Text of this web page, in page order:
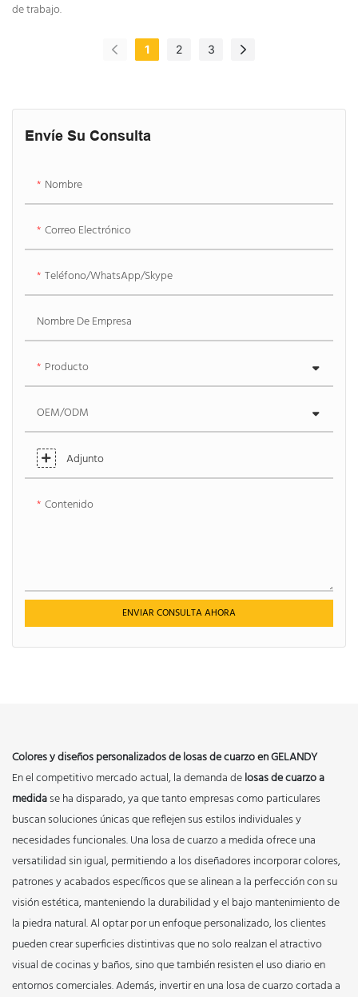
Envíe Su Consulta
Nombre
Correo Electrónico
Teléfono/WhatsApp/Skype
Nombre De Empresa
Producto
OEM/ODM
Adjunto
Contenido
ENVIAR CONSULTA AHORA
de trabajo.
1 2 3
Colores y diseños personalizados de losas de cuarzo en GELANDY
En el competitivo mercado actual, la demanda delosas de cuarzo a
medidase ha disparado, ya que tanto empresas como particulares
buscan soluciones únicas que reflejen sus estilos individuales y
necesidades funcionales. Una losa de cuarzo a medida ofrece una
versatilidad sin igual, permitiendo a los diseñadores incorporar colores,
patrones y acabados específicos que se alinean a la perfección con su
visión estética, manteniendo la durabilidad y el bajo mantenimiento de
la piedra natural. Al optar por un enfoque personalizado, los clientes
pueden crear superficies distintivas que no solo realzan el atractivo
visual de cocinas y baños, sino que también resisten el uso diario en
entornos comerciales. Además, invertir en una losa de cuarzo cortada a